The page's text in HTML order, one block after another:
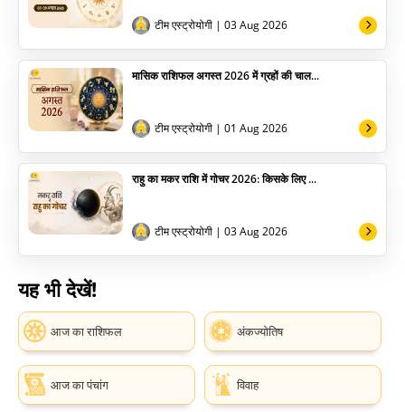
टीम एस्ट्रोयोगी | 03 Aug 2026
मासिक राशिफल अगस्त 2026 में ग्रहों की चाल...
टीम एस्ट्रोयोगी | 01 Aug 2026
राहु का मकर राशि में गोचर 2026: किसके लिए ...
टीम एस्ट्रोयोगी | 03 Aug 2026
यह भी देखें!
आज का राशिफल अंकज्योतिष
आज का पंचांग विवाह